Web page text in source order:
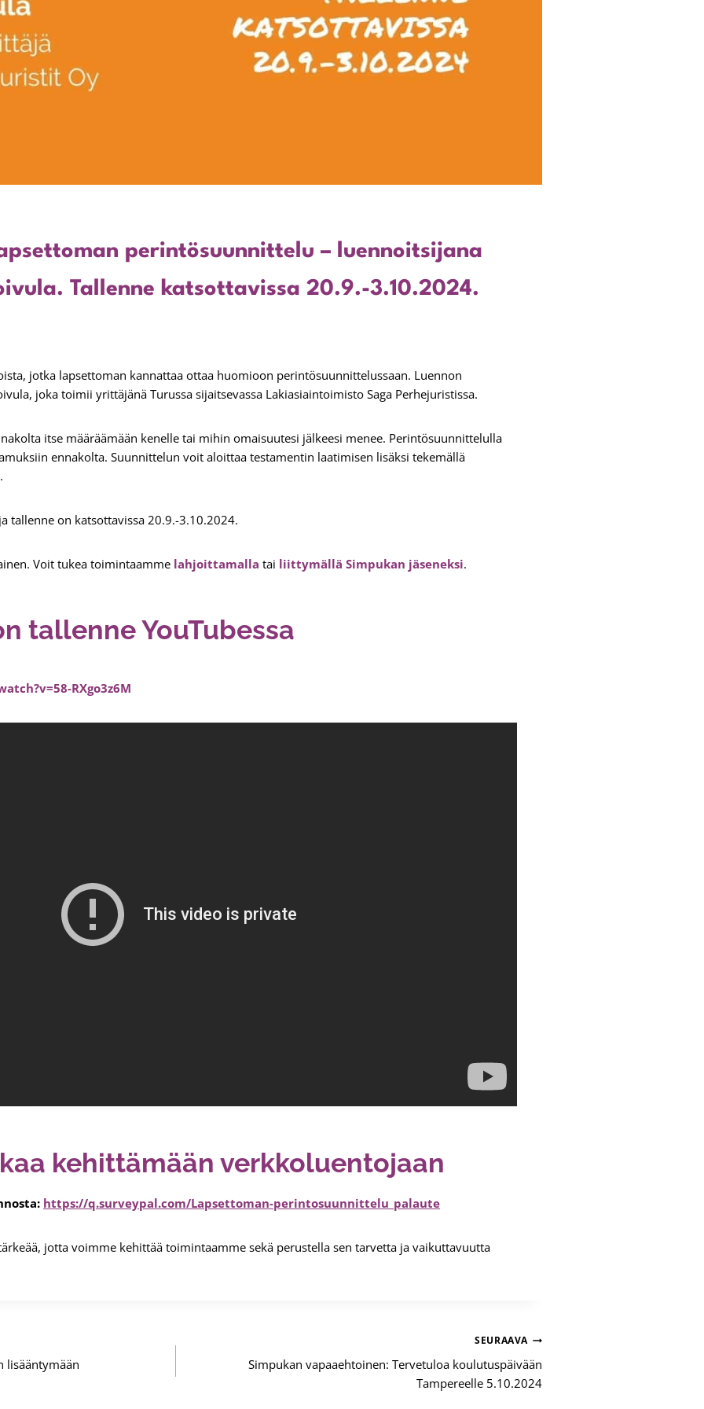
perintösuunnittelu – luennoitsijana
Tallenne katsottavissa 20.9.-3.10.2024.
jotka lapsettoman kannattaa ottaa huomioon perintösuunnittelussaan. Luennon
joka toimii yrittäjänä Turussa sijaitsevassa Lakiasiaintoimisto Saga Perhejuristissa.
itse määräämään kenelle tai mihin omaisuutesi jälkeesi menee. Perintösuunnittelulla
ennakolta. Suunnittelun voit aloittaa testamentin laatimisen lisäksi tekemällä
tallenne on katsottavissa 20.9.-3.10.2024.
Voit tukea toimintaamme lahjoittamalla tai liittymällä Simpukan jäseneksi.
tallenne YouTubessa
RXgo3z6M
kehittämään verkkoluentojaan
https://q.surveypal.com/Lapsettoman-perintosuunnittelu_palaute
jotta voimme kehittää toimintaamme sekä perustella sen tarvetta ja vaikuttavuutta
lisääntymään
SEURAAVA
Simpukan vapaaehtoinen: Tervetuloa koulutuspäivään
Tampereelle 5.10.2024